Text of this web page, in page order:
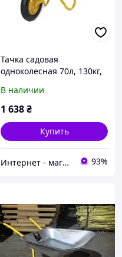
Тачка садовая
одноколесная 70л, 130кг,
СИЛА
В наличии
1 638₴
Купить
Интернет - магазин "Строй-ка" 93%